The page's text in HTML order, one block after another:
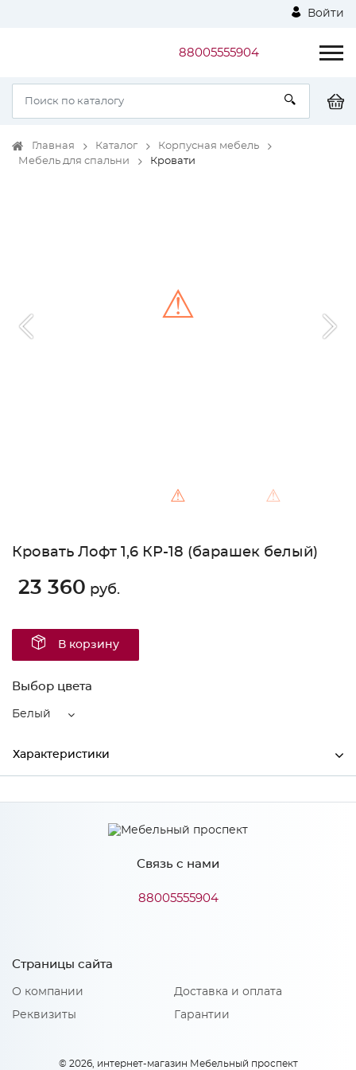
Войти
88005555904
Главная Каталог
Корпусная мебель
Мебель для спальни
Кровати
⚠ ⚠
⚠
Кровать Лофт 1,6 КР-18 (барашек белый)
23 360 руб.
В корзину
Выбор цвета
Белый
Характеристики
Ширина 1720
830
2060
БТС
Материал
Основание в комплект не входит. Основания которые
Связь с нами
88005555904
Страницы сайта
О компании
Реквизиты
Доставка и оплата
Гарантии
© 2026, интернет-магазин Мебельный проспект